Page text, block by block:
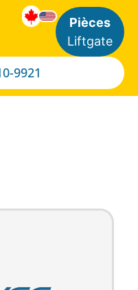
9921
Pièces
Liftgate